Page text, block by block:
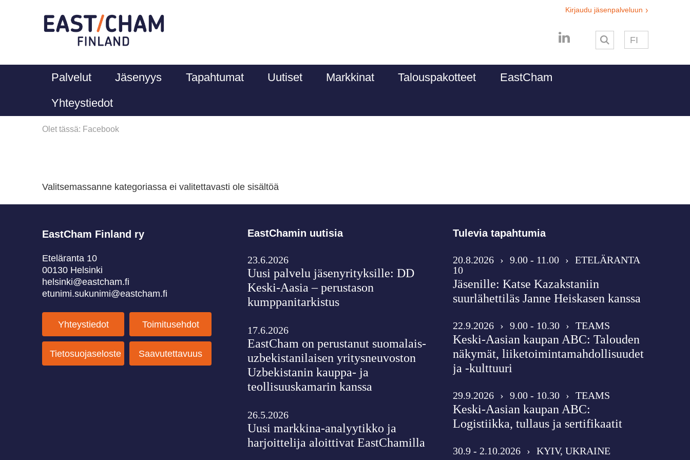
Kirjaudu jäsenpalveluun
FI
Palvelut Jäsenyys Tapahtumat Uutiset Markkinat Talouspakotteet
EastCham
Yhteystiedot
Olet tässä: Facebook
Valitsemassanne kategoriassa ei valitettavasti ole sisältöä
EastCham Finland ry
Eteläranta 10
00130 Helsinki
helsinki@eastcham.fi
etunimi.sukunimi@eastcham.ﬁ
Yhteystiedot Toimitusehdot
Tietosuojaseloste Saavutettavuus
EastChamin uutisia
23.6.2026
Uusi palvelu jäsenyrityksille: DD
Keski-Aasia – perustason
kumppanitarkistus
17.6.2026
EastCham on perustanut suomalais-
uzbekistanilaisen yritysneuvoston
Uzbekistanin kauppa- ja
teollisuuskamarin kanssa
26.5.2026
Uusi markkina-analyytikko ja
harjoittelija aloittivat EastChamilla
Tulevia tapahtumia
20.8.2026 › 9.00 - 11.00 › ETELÄRANTA
10
Jäsenille: Katse Kazakstaniin
suurlähettiläs Janne Heiskasen kanssa
22.9.2026 › 9.00 - 10.30 › TEAMS
Keski-Aasian kaupan ABC: Talouden
näkymät, liiketoimintamahdollisuudet
ja -kulttuuri
29.9.2026 › 9.00 - 10.30 › TEAMS
Keski-Aasian kaupan ABC:
Logistiikka, tullaus ja sertifikaatit
30.9 - 2.10.2026 › KYIV, UKRAINE